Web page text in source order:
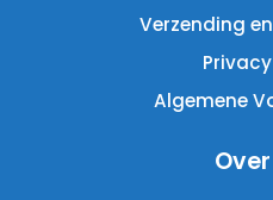
Verzending
Algemene